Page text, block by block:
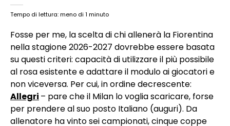
Tempo di lettura: meno di 1 minuto
Fosse per me, la scelta di chi allenerà la Fiorentina
nella stagione 2026-2027 dovrebbe essere basata
su questi criteri: capacità di utilizzare il più possibile
al rosa esistente e adattare il modulo ai giocatori e
non viceversa. Per cui, in ordine decrescente:
Allegri – pare che il Milan lo voglia scaricare, forse
per prendere al suo posto Italiano (auguri). Da
allenatore ha vinto sei campionati, cinque coppe